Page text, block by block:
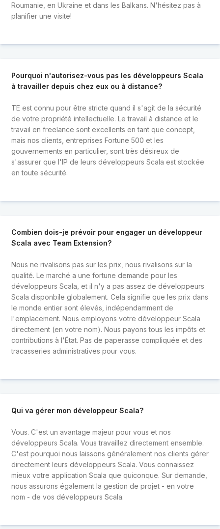
Roumanie, en Ukraine et dans les Balkans. N'hésitez pas à
planifier une visite!
Pourquoi n'autorisez-vous pas les développeurs Scala
à travailler depuis chez eux ou à distance?
TE est connu pour être stricte quand il s'agit de la sécurité
de votre propriété intellectuelle. Le travail à distance et le
travail en freelance sont excellents en tant que concept,
mais nos clients, entreprises Fortune 500 et les
gouvernements en particulier, sont très désireux de
s'assurer que l'IP de leurs développeurs Scala est stockée
en toute sécurité.
Combien dois-je prévoir pour engager un développeur
Scala avec Team Extension?
Nous ne rivalisons pas sur les prix, nous rivalisons sur la
qualité. Le marché a une fortune demande pour les
développeurs Scala, et il n'y a pas assez de développeurs
Scala disponbile globalement. Cela signifie que les prix dans
le monde entier sont élevés, indépendamment de
l'emplacement. Nous employons votre développeur Scala
directement (en votre nom). Nous payons tous les impôts et
contributions à l'État. Pas de paperasse compliquée et des
tracasseries administratives pour vous.
Qui va gérer mon développeur Scala?
Vous. C'est un avantage majeur pour vous et nos
développeurs Scala. Vous travaillez directement ensemble.
C'est pourquoi nous laissons généralement nos clients gérer
directement leurs développeurs Scala. Vous connaissez
mieux votre application Scala que quiconque. Sur demande,
nous assurons également la gestion de projet - en votre
nom - de vos développeurs Scala.